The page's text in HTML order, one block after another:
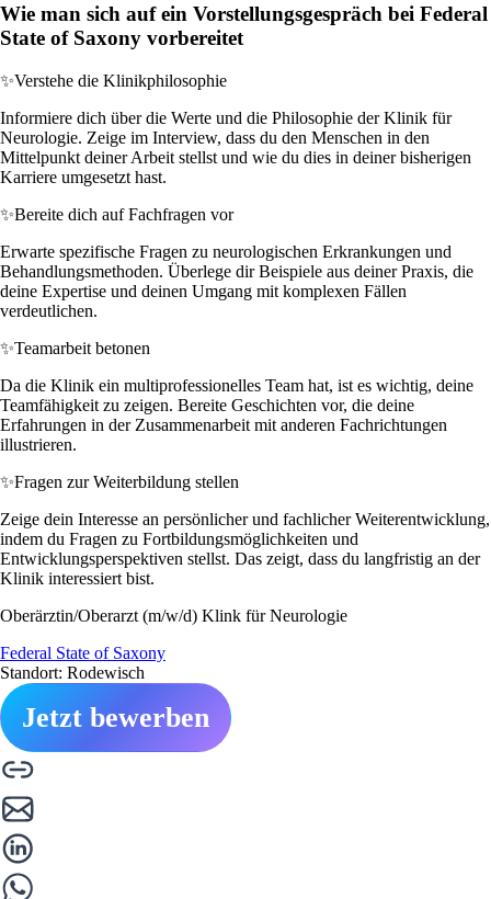
Wie man sich auf ein Vorstellungsgespräch bei Federal
State of Saxony vorbereitet
✨Verstehe die Klinikphilosophie
Informiere dich über die Werte und die Philosophie der Klinik für
Neurologie. Zeige im Interview, dass du den Menschen in den
Mittelpunkt deiner Arbeit stellst und wie du dies in deiner bisherigen
Karriere umgesetzt hast.
✨Bereite dich auf Fachfragen vor
Erwarte spezifische Fragen zu neurologischen Erkrankungen und
Behandlungsmethoden. Überlege dir Beispiele aus deiner Praxis, die
deine Expertise und deinen Umgang mit komplexen Fällen
verdeutlichen.
✨Teamarbeit betonen
Da die Klinik ein multiprofessionelles Team hat, ist es wichtig, deine
Teamfähigkeit zu zeigen. Bereite Geschichten vor, die deine
Erfahrungen in der Zusammenarbeit mit anderen Fachrichtungen
illustrieren.
✨Fragen zur Weiterbildung stellen
Zeige dein Interesse an persönlicher und fachlicher Weiterentwicklung,
indem du Fragen zu Fortbildungsmöglichkeiten und
Entwicklungsperspektiven stellst. Das zeigt, dass du langfristig an der
Klinik interessiert bist.
Oberärztin/Oberarzt (m/w/d) Klink für Neurologie
Federal State of Saxony
Standort: Rodewisch
Jetzt bewerben